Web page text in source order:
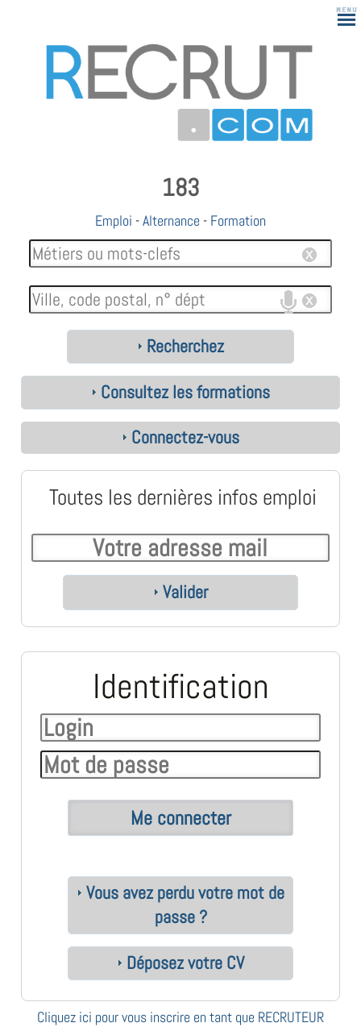
183
Emploi -Alternance - Formation
Recherchez
Consultez les formations
Connectez-vous
Toutes les dernières infos emploi
Valider
Identification
Vous avez perdu votre mot de
passe ?
Déposez votre CV
Cliquez ici pour vous inscrire en tant que RECRUTEUR